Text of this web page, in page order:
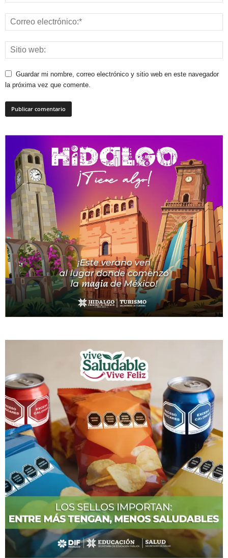
Guardar mi nombre, correo electrónico y sitio web en este navegador
la próxima vez que comente.